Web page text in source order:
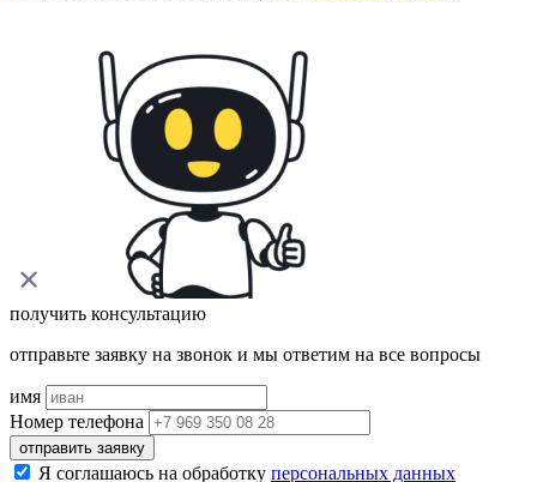
получить консультацию
отправьте заявку на звонок и мы ответим на все вопросы
имя
Номер телефона
отправить заявку
Я соглашаюсь на обработку персональных данных